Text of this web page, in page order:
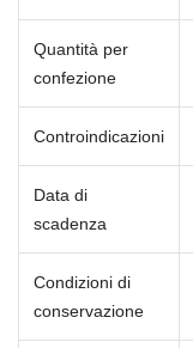
Quantità per
confezione
Controindicazioni
Data di
scadenza
Condizioni di
conservazione